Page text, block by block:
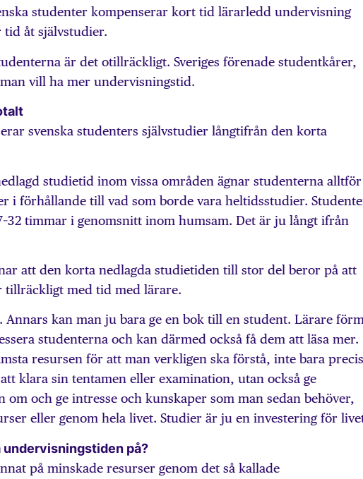
studenter kompenserar kort tid lärarledd undervisning
tid åt självstudier.
är det otillräckligt. Sveriges förenade studentkårer,
vill ha mer undervisningstid.
svenska studenters självstudier långtifrån den korta
studietid inom vissa områden ägnar studenterna alltför
i förhållande till vad som borde vara heltidsstudier.
timmar i genomsnitt inom humsam. Det är ju långt ifrån
att den korta nedlagda studietiden till stor del beror på att
tillräckligt med tid med lärare.
Annars kan man ju bara ge en bok till en student. Lärare
studenterna och kan därmed också få dem att läsa mer.
resursen för att man verkligen ska förstå, inte bara precis
klara sin tentamen eller examination, utan också ge
och ge intresse och kunskaper som man sedan behöver,
eller genom hela livet. Studier är ju en investering för
undervisningstiden på?
på minskade resurser genom det så kallade